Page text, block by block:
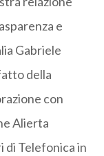
e
Gabriele
della
con
Alierta
di Telefonica in